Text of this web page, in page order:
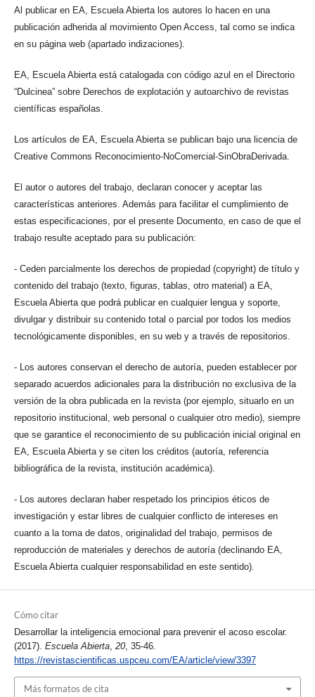
Al publicar en EA, Escuela Abierta los autores lo hacen en una
publicación adherida al movimiento Open Access, tal como se indica
en su página web (apartado indizaciones).
EA, Escuela Abierta está catalogada con código azul en el Directorio
“Dulcinea” sobre Derechos de explotación y autoarchivo de revistas
científicas españolas.
Los artículos de EA, Escuela Abierta se publican bajo una licencia de
Creative Commons Reconocimiento-NoComercial-SinObraDerivada.
El autor o autores del trabajo, declaran conocer y aceptar las
características anteriores. Además para facilitar el cumplimiento de
estas especificaciones, por el presente Documento, en caso de que el
trabajo resulte aceptado para su publicación:
- Ceden parcialmente los derechos de propiedad (copyright) de título y
contenido del trabajo (texto, figuras, tablas, otro material) a EA,
Escuela Abierta que podrá publicar en cualquier lengua y soporte,
divulgar y distribuir su contenido total o parcial por todos los medios
tecnológicamente disponibles, en su web y a través de repositorios.
- Los autores conservan el derecho de autoría, pueden establecer por
separado acuerdos adicionales para la distribución no exclusiva de la
versión de la obra publicada en la revista (por ejemplo, situarlo en un
repositorio institucional, web personal o cualquier otro medio), siempre
que se garantice el reconocimiento de su publicación inicial original en
EA, Escuela Abierta y se citen los créditos (autoría, referencia
bibliográfica de la revista, institución académica).
- Los autores declaran haber respetado los principios éticos de
investigación y estar libres de cualquier conflicto de intereses en
cuanto a la toma de datos, originalidad del trabajo, permisos de
reproducción de materiales y derechos de autoría (declinando EA,
Escuela Abierta cualquier responsabilidad en este sentido).
Cómo citar
Desarrollar la inteligencia emocional para prevenir el acoso escolar.
(2017). Escuela Abierta, 20, 35-46.
https://revistascientificas.uspceu.com/EA/article/view/3397
Más formatos de cita